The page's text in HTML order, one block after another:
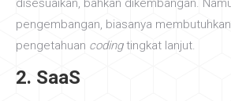
disesuaikan, bahkan dikembangan.
pengembangan, biasanya membutuhkan
pengetahuan codingtingkat lanjut.
2. SaaS